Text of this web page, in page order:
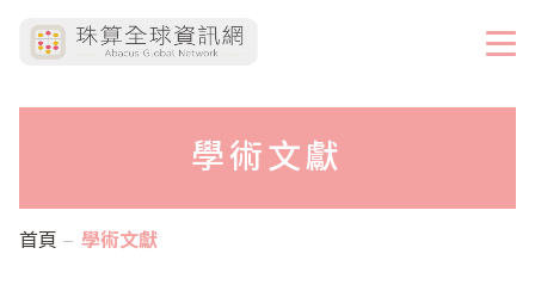
學術文獻
首頁 學術文獻